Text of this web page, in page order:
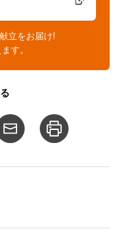
立をお届け!
す。